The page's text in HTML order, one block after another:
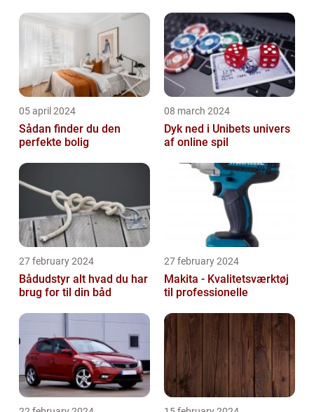
05 april 2024
Sådan finder du den
perfekte bolig
08 march 2024
Dyk ned i Unibets univers
af online spil
27 february 2024
Bådudstyr alt hvad du har
brug for til din båd
27 february 2024
Makita - Kvalitetsværktøj
til professionelle